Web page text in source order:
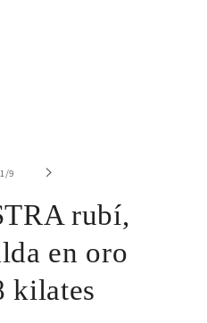
1 /de
9
rubí,
en oro
kilates